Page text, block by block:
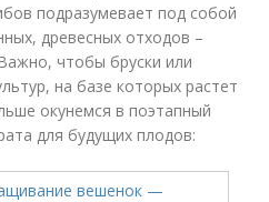
подразумевает под собой
древесных отходов –
чтобы бруски или
на базе которых растет
окунемся в поэтапный
для будущих плодов: